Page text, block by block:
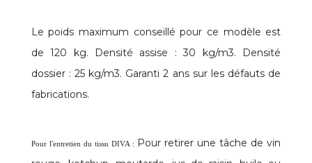
Le poids maximum conseillé pour ce modèle est
de 120 kg. Densité assise : 30 kg/m3. Densité
dossier : 25 kg/m3. Garanti 2 ans sur les défauts de
fabrications.
Pour l'entretien du tissu DIVA : Pour retirer une tâche de vin